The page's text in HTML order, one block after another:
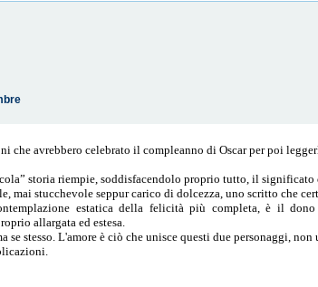
che avrebbero celebrato il compleanno di Oscar per poi
storia riempie, soddisfacendolo proprio tutto, il
mai stucchevole seppur carico di dolcezza, uno scritto che
estatica della felicità più completa, è il
allargata ed estesa.
stesso. L'amore è ciò che unisce questi due personaggi, non